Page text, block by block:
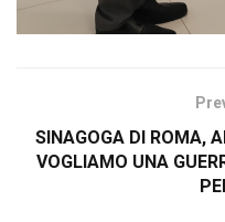
SINAGOGA DI ROMA,
VOGLIAMO UNA